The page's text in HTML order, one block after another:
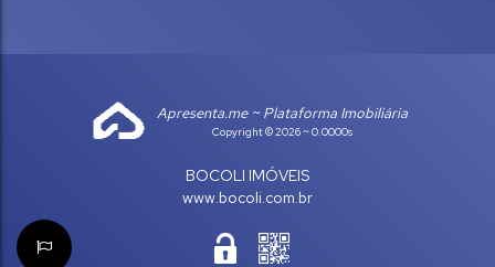
Apresenta.me ~ Plataforma Imobiliária
Copyright © 2026 ~ 0.0000s
BOCOLI IMÓVEIS
www.bocoli.com.br